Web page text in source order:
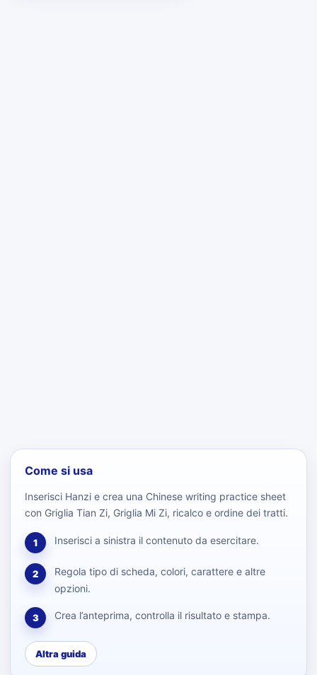
Come si usa
Inserisci Hanzi e crea una Chinese writing practice sheet
con Griglia Tian Zi, Griglia Mi Zi, ricalco e ordine dei tratti.
1 Inserisci a sinistra il contenuto da esercitare.
2
Regola tipo di scheda, colori, carattere e altre
opzioni.
3 Crea l’anteprima, controlla il risultato e stampa.
Altra guida